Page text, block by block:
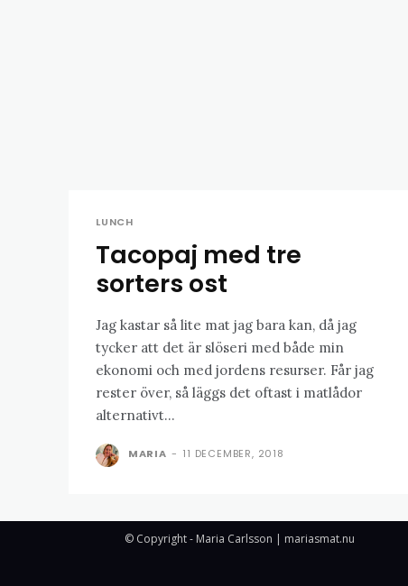
LUNCH
Tacopaj med tre
sorters ost
Jag kastar så lite mat jag bara kan, då jag
tycker att det är slöseri med både min
ekonomi och med jordens resurser. Får jag
rester över, så läggs det oftast i matlådor
alternativt...
MARIA - 11 DECEMBER, 2018
© Copyright - Maria Carlsson | mariasmat.nu